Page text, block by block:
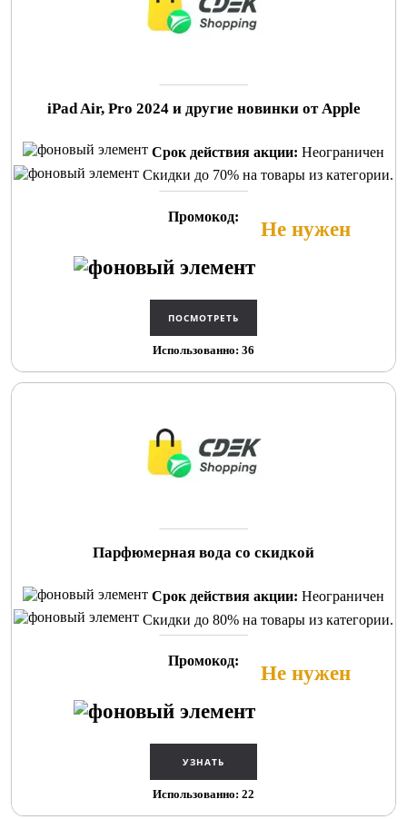
iPad Air, Pro 2024 и другие новинки от Apple
Срок действия акции: Неограничен
Скидки до 70% на товары из категории.
Промокод:
Не нужен
Использованно: 36
Парфюмерная вода со скидкой
Срок действия акции: Неограничен
Скидки до 80% на товары из категории.
Промокод:
Не нужен
Использованно: 22